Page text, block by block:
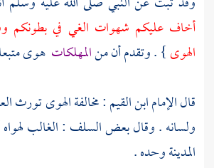
أخاف عليكم شهوات الغي في
الهوى} . وتقدم أن منالمهلكات هوى
قال الإمامابن القيم: مخالفة الهوى تورث
ولسانه . وقال بعضالسلف : الغالب
المدينة وحده .